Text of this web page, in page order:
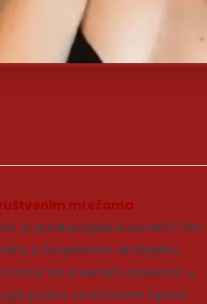
mrežama
je produkcijska kuća MVP Film
u živopisnom ambijentu.
sa crvenom zavesom u
pozira sa klovnom ispred